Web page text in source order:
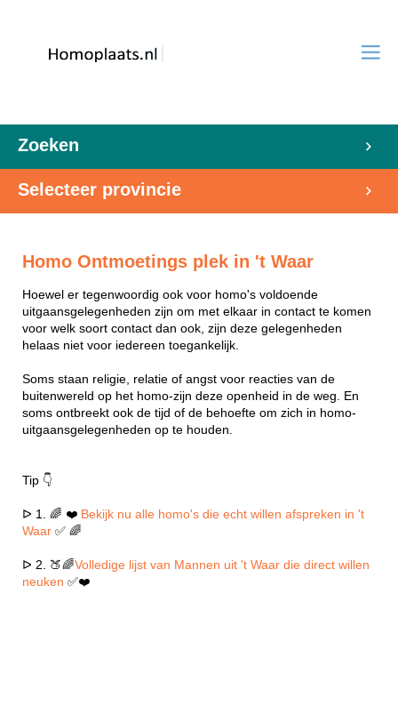
Zoeken
Selecteer provincie
Homo Ontmoetings plek in 't Waar
Hoewel er tegenwoordig ook voor homo's voldoende
uitgaansgelegenheden zijn om met elkaar in contact te komen
voor welk soort contact dan ook, zijn deze gelegenheden
helaas niet voor iedereen toegankelijk.
Soms staan religie, relatie of angst voor reacties van de
buitenwereld op het homo-zijn deze openheid in de weg. En
soms ontbreekt ook de tijd of de behoefte om zich in homo-
uitgaansgelegenheden op te houden.
Tip 👇
ᐅ 1. 🌈 ❤️ Bekijk nu alle homo's die echt willen afspreken in 't
Waar ✅ 🌈
ᐅ 2. 🍑🌈Volledige lijst van Mannen uit 't Waar die direct willen
neuken ✅❤️